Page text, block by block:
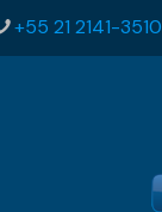
+55 21 2141-3510